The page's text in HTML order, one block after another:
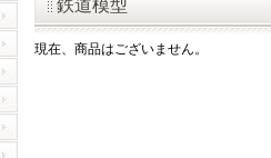
鉄道模型
現在、商品はございません。